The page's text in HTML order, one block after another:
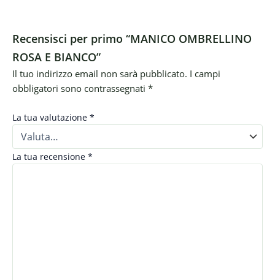
Recensisci per primo “MANICO OMBRELLINO
ROSA E BIANCO”
Il tuo indirizzo email non sarà pubblicato. I campi
obbligatori sono contrassegnati *
La tua valutazione *
La tua recensione *